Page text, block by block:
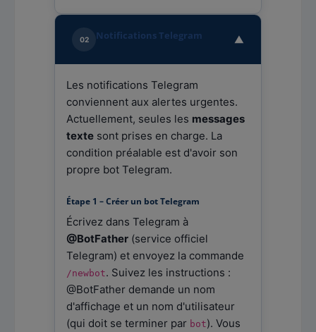
02 Notifications Telegram ▼
Les notifications Telegram
conviennent aux alertes urgentes.
Actuellement, seules les messages
texte sont prises en charge. La
condition préalable est d'avoir son
propre bot Telegram.
Étape 1 – Créer un bot Telegram
Écrivez dans Telegram à
@BotFather (service officiel
Telegram) et envoyez la commande
/newbot. Suivez les instructions :
@BotFather demande un nom
d'affichage et un nom d'utilisateur
(qui doit se terminer par bot). Vous